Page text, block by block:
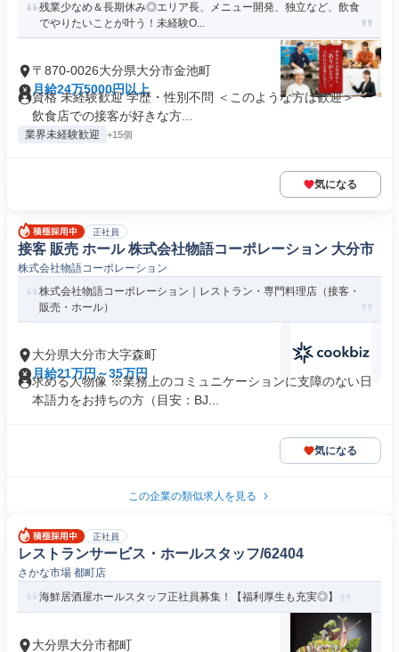
残業少なめ＆長期休み◎エリア長、メニュー開発、独立など、飲食
でやりたいことが叶う！未経験O...
〒870-0026大分県大分市金池町
月給24万5000円以上
資格 未経験歓迎 学歴・性別不問 ＜このような方は歓迎＞ ・
飲食店での接客が好きな方...
業界未経験歓迎 +15個
気になる
正社員
接客 販売 ホール 株式会社物語コーポレーション 大分市
株式会社物語コーポレーション
株式会社物語コーポレーション｜レストラン・専門料理店（接客・
販売・ホール）
大分県大分市大字森町
月給21万円～35万円
求める人物像 ※業務上のコミュニケーションに支障のない日
本語力をお持ちの方（目安：BJ...
気になる
この企業の類似求人を見る
正社員
レストランサービス・ホールスタッフ/62404
さかな市場 都町店
海鮮居酒屋ホールスタッフ正社員募集！【福利厚生も充実◎】
大分県大分市都町